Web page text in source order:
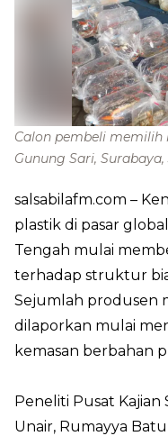
Calon pembeli memilih
Gunung Sari,
salsabilafm.com –
plastik di pasar
Tengah mulai
terhadap struktur
Sejumlah produsen
dilaporkan mulai
kemasan berbahan
Peneliti Pusat Kajian
Unair, Rumayya